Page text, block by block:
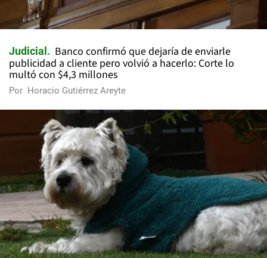
Judicial
Banco confirmó que dejaría de enviarle
publicidad a cliente pero volvió a hacerlo: Corte lo
multó con $4,3 millones
Por Horacio Gutiérrez Areyte